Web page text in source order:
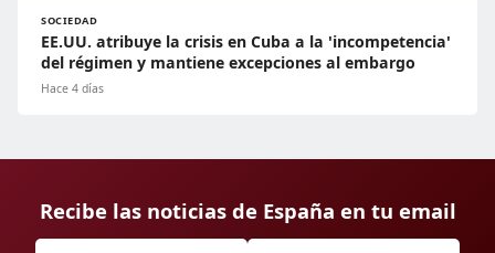
SOCIEDAD
EE.UU. atribuye la crisis en Cuba a la 'incompetencia'
del régimen y mantiene excepciones al embargo
Hace 4 días
Recibe las noticias de España en tu email